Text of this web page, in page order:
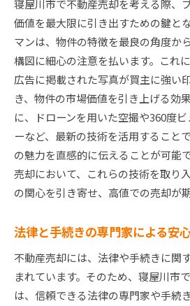
寝屋川市で不動産売却を考える際、
価値を最大限に引き出すための鍵と
マンは、物件の特徴を最良の角度か
構図に細心の注意を払います。これ
広告に掲載された写真が買主に強い
き、物件の市場価値を引き上げる効
に、ドローンを用いた空撮や360度
ーなど、最新の技術を活用すること
の魅力を直感的に伝えることが可能
売却において、これらの技術を取り
の関心を引き寄せ、高値での売却が
法律と手続きの専門家による安
不動産売却には、法律や手続きに関
まれています。そのため、寝屋川市
は、信頼できる法律の専門家や手続